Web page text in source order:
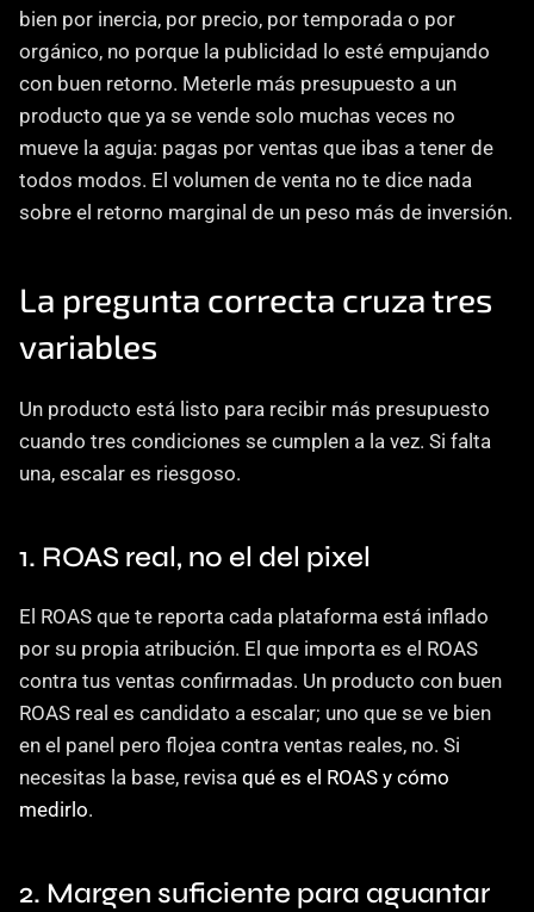
bien por inercia, por precio, por temporada o por
orgánico, no porque la publicidad lo esté empujando
con buen retorno. Meterle más presupuesto a un
producto que ya se vende solo muchas veces no
mueve la aguja: pagas por ventas que ibas a tener de
todos modos. El volumen de venta no te dice nada
sobre el retorno marginal de un peso más de inversión.
La pregunta correcta cruza tres
variables
Un producto está listo para recibir más presupuesto
cuando tres condiciones se cumplen a la vez. Si falta
una, escalar es riesgoso.
1. ROAS real, no el del pixel
El ROAS que te reporta cada plataforma está inflado
por su propia atribución. El que importa es el ROAS
contra tus ventas confirmadas. Un producto con buen
ROAS real es candidato a escalar; uno que se ve bien
en el panel pero flojea contra ventas reales, no. Si
necesitas la base, revisa qué es el ROAS y cómo
medirlo.
2. Margen suficiente para aguantar